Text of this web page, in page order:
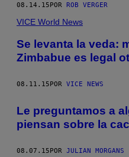
08.14.15POR ROB VERGER
VICE World News
Se levanta la veda:
Zimbabue es legal
08.11.15 POR VICE NEWS
Le preguntamos a
piensan sobre la
08.07.15POR JULIAN MORGANS